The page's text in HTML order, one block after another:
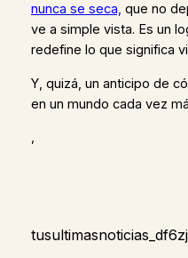
nunca se seca, que no
ve a simple vista. Es un
redefine lo que significa
Y, quizá, un anticipo de
en un mundo cada vez
,